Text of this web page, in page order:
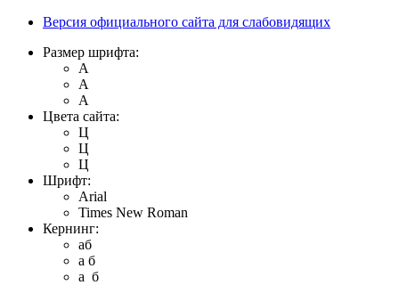
Версия официального сайта для слабовидящих
Размер шрифта:
A
A
A
Цвета сайта:
Ц
Ц
Ц
Шрифт:
Arial
Times New Roman
Кернинг:
aб
a б
a б